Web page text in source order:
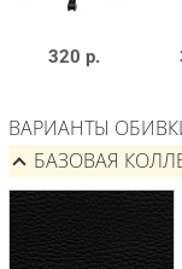
320 р.
ВАРИАНТЫ
БАЗОВАЯ